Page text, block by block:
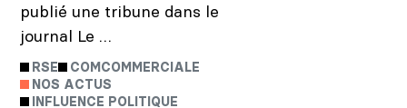
publié une tribune dans le
journal Le …
RSE
COMCOMMERCIALE
NOS ACTUS
INFLUENCE POLITIQUE